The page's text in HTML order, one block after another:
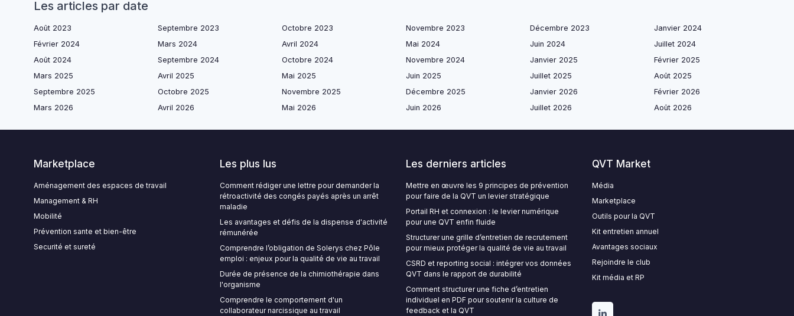
Les articles par date
Août 2023 Septembre 2023 Octobre 2023 Novembre 2023 Décembre 2023
Janvier 2024
Février 2024
Mars 2024 Avril 2024 Mai 2024 Juin 2024
Juillet 2024
Août 2024
Septembre 2024 Octobre 2024 Novembre 2024 Janvier 2025
Février 2025
Mars 2025
Avril 2025 Mai 2025 Juin 2025 Juillet 2025
Août 2025
Septembre 2025
Octobre 2025 Novembre 2025 Décembre 2025 Janvier 2026
Février 2026
Mars 2026
Avril 2026 Mai 2026 Juin 2026 Juillet 2026 Août 2026
Marketplace
Aménagement des espaces de travail
Management & RH
Mobilité
Prévention sante et bien-être
Securité et sureté
Les plus lus
Comment rédiger une lettre pour demander la
rétroactivité des congés payés après un arrêt
maladie
Les avantages et défis de la dispense d'activité
rémunérée
Comprendre l’obligation de Solerys chez Pôle
emploi : enjeux pour la qualité de vie au travail
Durée de présence de la chimiothérapie dans
l'organisme
Comprendre le comportement d'un
collaborateur narcissique au travail
Les derniers articles
Mettre en œuvre les 9 principes de prévention
pour faire de la QVT un levier stratégique
Portail RH et connexion : le levier numérique
pour une QVT enfin fluide
Structurer une grille d’entretien de recrutement
pour mieux protéger la qualité de vie au travail
CSRD et reporting social : intégrer vos données
QVT dans le rapport de durabilité
Comment structurer une fiche d’entretien
individuel en PDF pour soutenir la culture de
feedback et la QVT
QVT Market
Média
Marketplace
Outils pour la QVT
Kit entretien annuel
Avantages sociaux
Rejoindre le club
Kit média et RP